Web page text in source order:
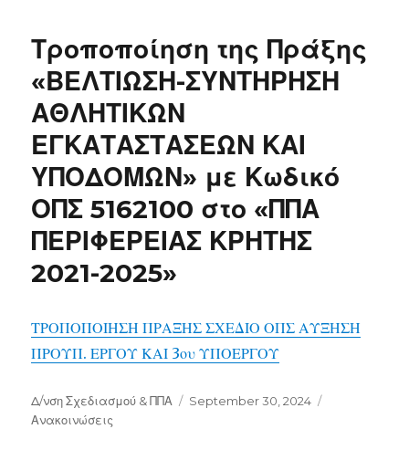
Τροποποίηση της Πράξης
«ΒΕΛΤΙΩΣΗ-ΣΥΝΤΗΡΗΣΗ
ΑΘΛΗΤΙΚΩΝ
ΕΓΚΑΤΑΣΤΑΣΕΩΝ ΚΑΙ
ΥΠΟΔΟΜΩΝ» με Κωδικό
ΟΠΣ 5162100 στο «ΠΠΑ
ΠΕΡΙΦΕΡΕΙΑΣ ΚΡΗΤΗΣ
2021-2025»
ΤΡΟΠΟΠΟΙΗΣΗ ΠΡΑΞΗΣ ΣΧΕΔΙΟ ΟΠΣ ΑΥΞΗΣΗ
ΠΡΟΥΠ. ΕΡΓΟΥ ΚΑΙ 3ου ΥΠΟΕΡΓΟΥ
Author
Δ/νση Σχεδιασμού & ΠΠΑ
Posted
September 30, 2024
Ανακοινώσεις